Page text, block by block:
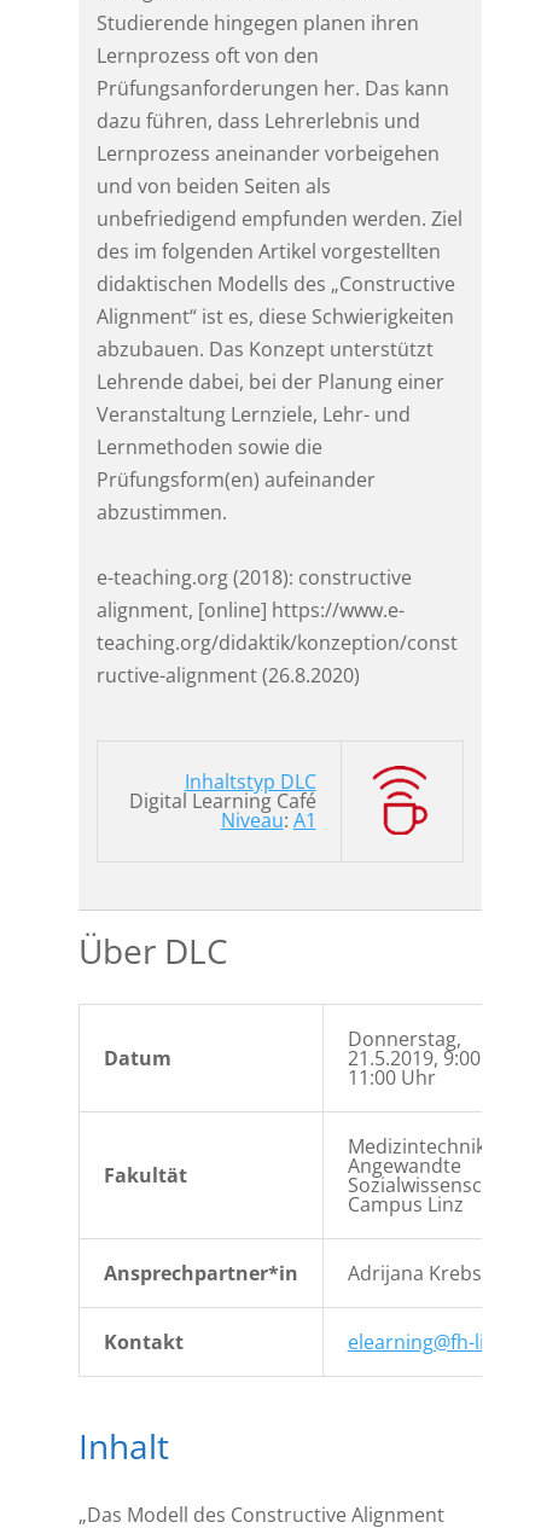
Studierende hingegen planen ihren
Lernprozess oft von den
Prüfungsanforderungen her. Das kann
dazu führen, dass Lehrerlebnis und
Lernprozess aneinander vorbeigehen
und von beiden Seiten als
unbefriedigend empfunden werden. Ziel
des im folgenden Artikel vorgestellten
didaktischen Modells des „Constructive
Alignment“ ist es, diese Schwierigkeiten
abzubauen. Das Konzept unterstützt
Lehrende dabei, bei der Planung einer
Veranstaltung Lernziele, Lehr- und
Lernmethoden sowie die
Prüfungsform(en) aufeinander
abzustimmen.
e-teaching.org (2018): constructive
alignment, [online] https://www.e-
teaching.org/didaktik/konzeption/const
ructive-alignment (26.8.2020)
Inhaltstyp DLC
Digital Learning Café
Niveau: A1
Über DLC
Datum
Donnerstag,
21.5.2019, 9:00 –
11:00 Uhr
Fakultät
Medizintechnik &
Angewandte
Campus Linz
Ansprechpartner*in Adrijana Krebs
Kontakt elearning@fh-linz.at
Inhalt
„Das Modell des Constructive Alignment